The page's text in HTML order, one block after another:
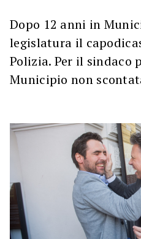
Dopo 12 anni in
legislatura il
Polizia. Per il sindaco
Municipio non